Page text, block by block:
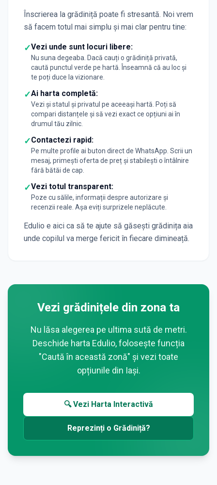
Înscrierea la grădiniță poate fi stresantă. Noi vrem
să facem totul mai simplu și mai clar pentru tine:
✓Vezi unde sunt locuri libere:
Nu suna degeaba. Dacă cauți o grădiniță privată,
caută punctul verde pe hartă. Înseamnă că au loc și
te poți duce la vizionare.
✓Ai harta completă:
Vezi și statul și privatul pe aceeași hartă. Poți să
compari distanțele și să vezi exact ce opțiuni ai în
drumul tău zilnic.
✓Contactezi rapid:
Pe multe profile ai buton direct de WhatsApp. Scrii un
mesaj, primești oferta de preț și stabilești o întâlnire
fără bătăi de cap.
✓Vezi totul transparent:
Poze cu sălile, informații despre autorizare și
recenzii reale. Așa eviți surprizele neplăcute.
Edulio e aici ca să te ajute să găsești grădinița aia
unde copilul va merge fericit în fiecare dimineață.
Vezi grădinițele din zona ta
Nu lăsa alegerea pe ultima sută de metri.
Deschide harta Edulio, folosește funcția
"Caută în această zonă" și vezi toate
opțiunile din Iași.
🔍 Vezi Harta Interactivă
Reprezinți o Grădiniță?